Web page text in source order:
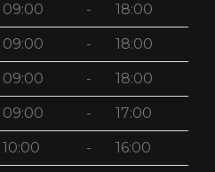
09:00 - 18:00
09:00 - 18:00
09:00 - 18:00
09:00 - 17:00
10:00 - 16:00